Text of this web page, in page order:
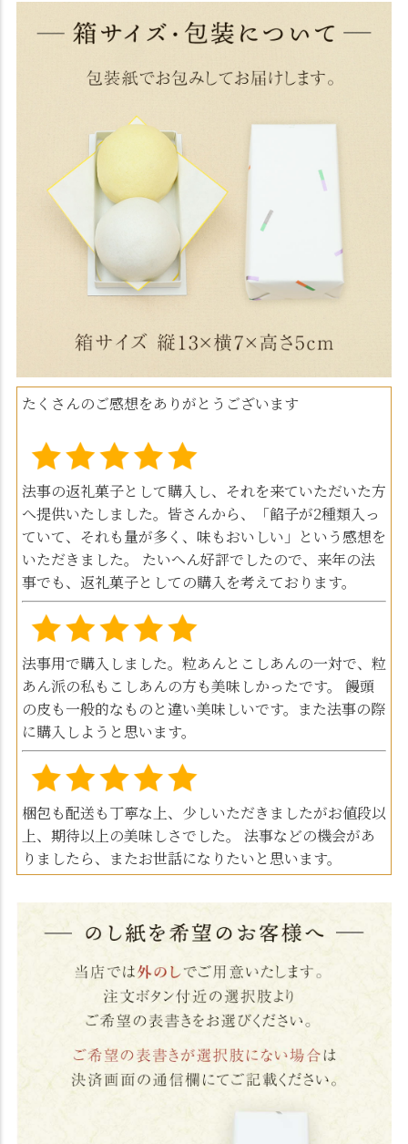
たくさんのご感想をありがとうございます
法事の返礼菓子として購入し、それを来ていただいた方
へ提供いたしました。皆さんから、「餡子が2種類入っ
ていて、それも量が多く、味もおいしい」という感想を
いただきました。 たいへん好評でしたので、来年の法
事でも、返礼菓子としての購入を考えております。
法事用で購入しました。粒あんとこしあんの一対で、粒
あん派の私もこしあんの方も美味しかったです。 饅頭
の皮も一般的なものと違い美味しいです。また法事の際
に購入しようと思います。
梱包も配送も丁寧な上、少しいただきましたがお値段以
上、期待以上の美味しさでした。 法事などの機会があ
りましたら、またお世話になりたいと思います。